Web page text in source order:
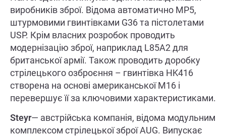
виробників зброї. Відома автоматично MP5,
штурмовими гвинтівками G36 та пістолетами
USP. Крім власних розробок проводить
модернізацію зброї, наприклад L85A2 для
британської армії. Також проводить доробку
стрілецького озброєння – гвинтівка HK416
створена на основі американської M16 і
перевершує її за ключовими характеристиками.
Steyr— австрійська компанія, відома модульним
комплексом стрілецької зброї AUG. Випускає